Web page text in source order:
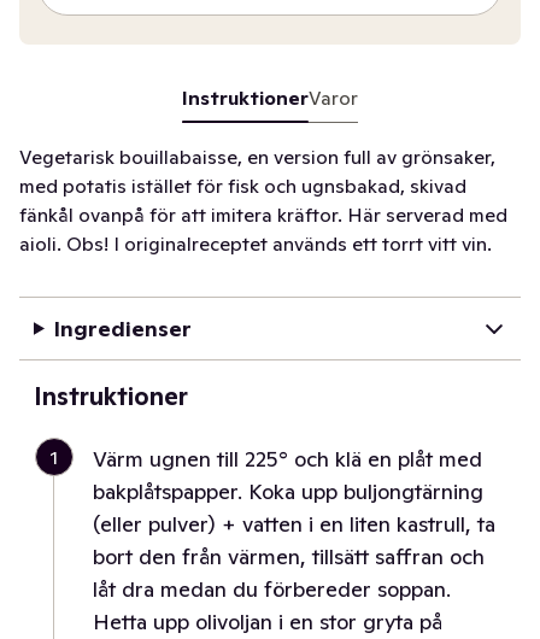
InstruktionerVaror
Vegetarisk bouillabaisse, en version full av grönsaker,
med potatis istället för fisk och ugnsbakad, skivad
fänkål ovanpå för att imitera kräftor. Här serverad med
aioli. Obs! I originalreceptet används ett torrt vitt vin.
Ingredienser
Instruktioner
1
Värm ugnen till 225° och klä en plåt med
bakplåtspapper. Koka upp buljongtärning
(eller pulver) + vatten i en liten kastrull, ta
bort den från värmen, tillsätt saffran och
låt dra medan du förbereder soppan.
Hetta upp olivoljan i en stor gryta på